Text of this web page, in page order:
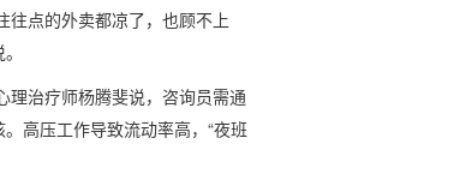
往点的外卖都凉了，也顾不上
理治疗师杨腾斐说，咨询员需通
高压工作导致流动率高，“夜班